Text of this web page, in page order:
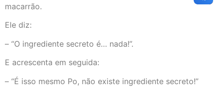
macarrão.
Ele diz:
– “O ingrediente secreto é… nada!”.
E acrescenta em seguida:
– “É isso mesmo Po, não existe ingrediente secreto!”